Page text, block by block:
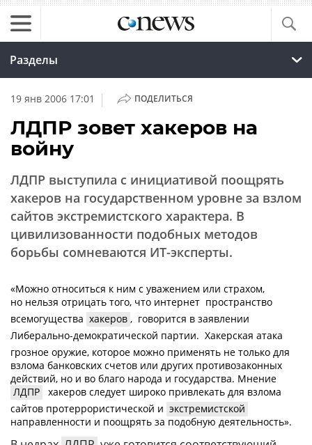
Разделы
19 янв 2006 17:01 | ПОДЕЛИТЬСЯ
ЛДПР зовет хакеров на
войну
ЛДПР выступила с инициативой поощрять
хакеров на государственном уровне за взлом
сайтов экстремистского характера. В
цивилизованности подобных методов
борьбы сомневаются ИТ-эксперты.
«Можно относиться к ним с уважением или страхом,
но нельзя отрицать того, что интернет  пространство
всемогущества хакеров ,  говорится в заявлении
Либерально-демократической партии.  Хакерская атака 
грозное оружие, которое можно применять не только для
взлома банковских счетов или других противозаконных
действий, но и во благо народа и государства. Мнение
ЛДПР
 хакеров следует широко привлекать для взлома
сайтов протеррористической и экстремистской
направленности и поощрять за подобную деятельность».